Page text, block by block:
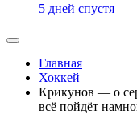
5 дней спустя
Главная
Хоккей
Крикунов — о
всё пойдёт